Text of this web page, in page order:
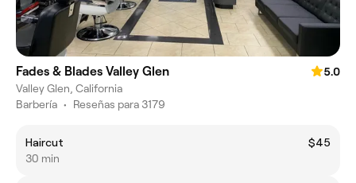
Fades & Blades Valley Glen
5.0
Valley Glen, California
Barbería • Reseñas para 3179
Haircut
$45
30 min